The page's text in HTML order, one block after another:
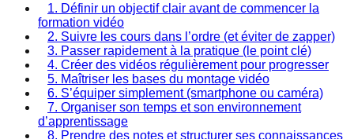
1. Définir un objectif clair avant de commencer la
formation vidéo
2. Suivre les cours dans l’ordre (et éviter de zapper)
3. Passer rapidement à la pratique (le point clé)
4. Créer des vidéos régulièrement pour progresser
5. Maîtriser les bases du montage vidéo
6. S’équiper simplement (smartphone ou caméra)
7. Organiser son temps et son environnement
d’apprentissage
8. Prendre des notes et structurer ses connaissances